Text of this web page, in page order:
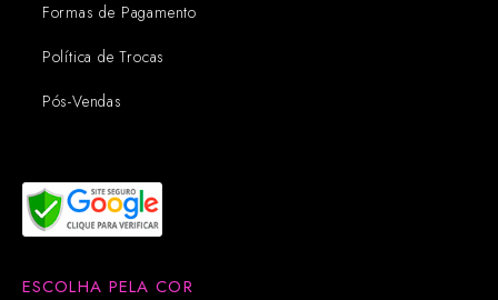
Formas de Pagamento
Política de Trocas
Pós-Vendas
ESCOLHA PELA COR